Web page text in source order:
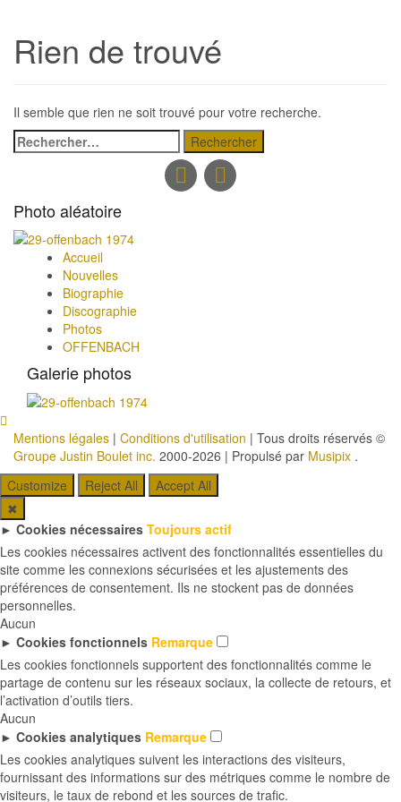
Rien de trouvé
Il semble que rien ne soit trouvé pour votre recherche.
Rechercher :
Photo aléatoire
Accueil
Nouvelles
Biographie
Discographie
Photos
OFFENBACH
Galerie photos
Mentions légales | Conditions d'utilisation | Tous droits réservés ©
Groupe Justin Boulet inc. 2000-2026 | Propulsé par Musipix .
Customize
Reject All
Accept All
✖
► Cookies nécessaires Toujours actif
Les cookies nécessaires activent des fonctionnalités essentielles du
site comme les connexions sécurisées et les ajustements des
préférences de consentement. Ils ne stockent pas de données
personnelles.
Aucun
► Cookies fonctionnels Remarque
Les cookies fonctionnels supportent des fonctionnalités comme le
partage de contenu sur les réseaux sociaux, la collecte de retours, et
l’activation d’outils tiers.
Aucun
► Cookies analytiques Remarque
Les cookies analytiques suivent les interactions des visiteurs,
fournissant des informations sur des métriques comme le nombre de
visiteurs, le taux de rebond et les sources de trafic.